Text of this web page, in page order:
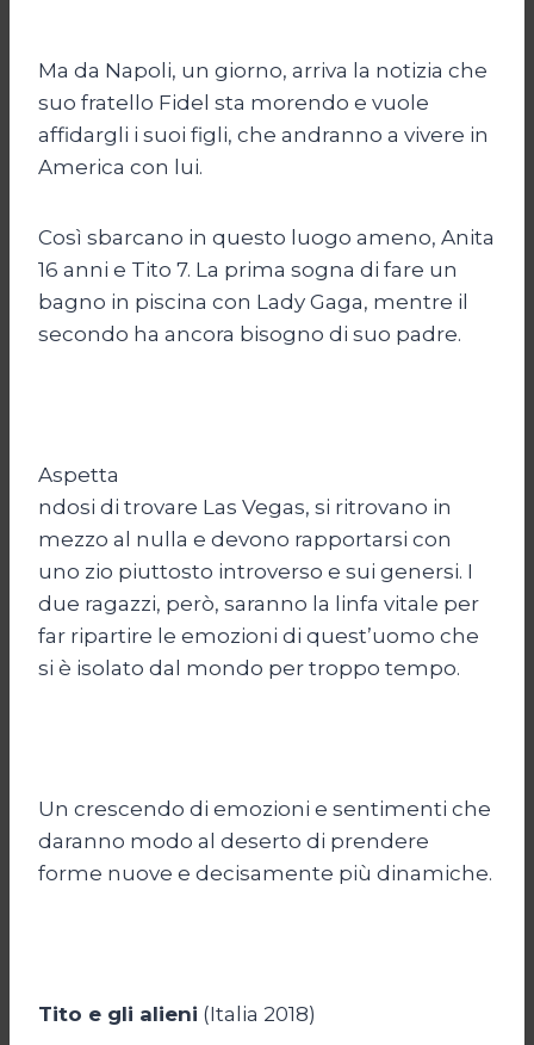
Ma da Napoli, un giorno, arriva la notizia che
suo fratello Fidel sta morendo e vuole
affidargli i suoi figli, che andranno a vivere in
America con lui.
Così sbarcano in questo luogo ameno, Anita
16 anni e Tito 7. La prima sogna di fare un
bagno in piscina con Lady Gaga, mentre il
secondo ha ancora bisogno di suo padre.
Aspetta
ndosi di trovare Las Vegas, si ritrovano in
mezzo al nulla e devono rapportarsi con
uno zio piuttosto introverso e sui genersi. I
due ragazzi, però, saranno la linfa vitale per
far ripartire le emozioni di quest’uomo che
si è isolato dal mondo per troppo tempo.
Un crescendo di emozioni e sentimenti che
daranno modo al deserto di prendere
forme nuove e decisamente più dinamiche.
Tito e gli alieni (Italia 2018)